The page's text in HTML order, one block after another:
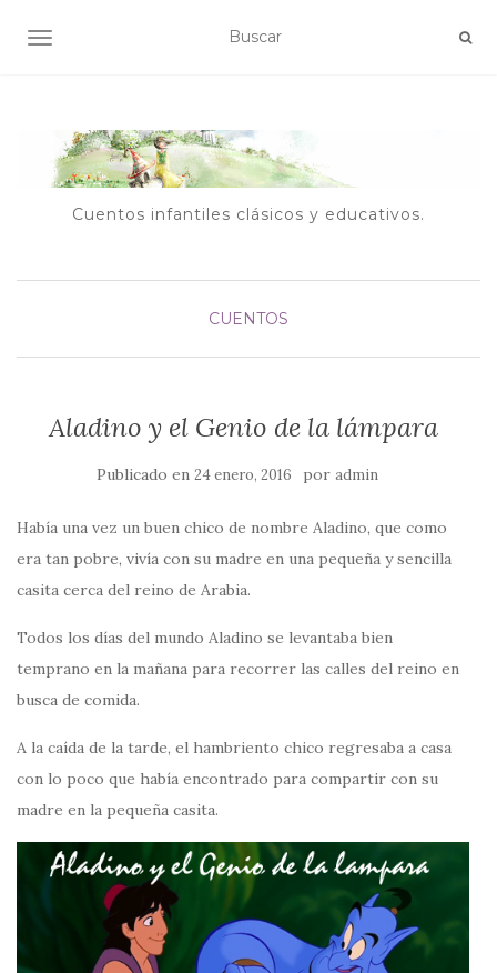
ALTERNAR NAVEGACIÓN
Cuentos infantiles clásicos y educativos.
CUENTOS
Aladino y el Genio de la lámpara
Publicado en 24 enero, 2016 por admin
Había una vez un buen chico de nombre Aladino, que como
era tan pobre, vivía con su madre en una pequeña y sencilla
casita cerca del reino de Arabia.
Todos los días del mundo Aladino se levantaba bien
temprano en la mañana para recorrer las calles del reino en
busca de comida.
A la caída de la tarde, el hambriento chico regresaba a casa
con lo poco que había encontrado para compartir con su
madre en la pequeña casita.